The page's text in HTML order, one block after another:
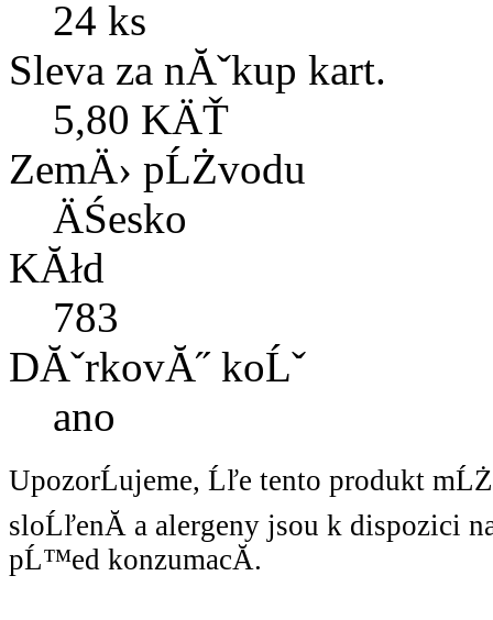
24 ks
Sleva za nĂˇkup kart.
5,80 KÄŤ
ZemÄ› pĹŻvodu
ÄŚesko
KĂłd
783
DĂˇrkovĂ˝ koĹˇ
ano
UpozorĹujeme, Ĺľe tento produkt
sloĹľenĂ­ a alergeny jsou k dispozici
pĹ™ed konzumacĂ­.